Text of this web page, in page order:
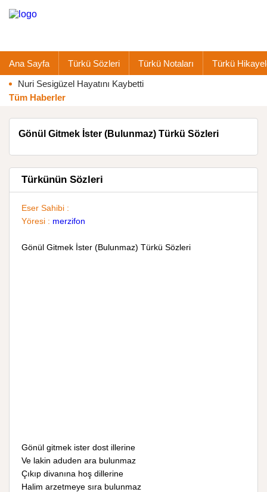
Ana Sayfa Türkü Sözleri Türkü Notaları Türkü
Nuri Sesigüzel Hayatını Kaybetti
Tüm Haberler
Gönül Gitmek İster (Bulunmaz) Türkü Sözleri
Türkünün Sözleri
Eser Sahibi :
Yöresi : merzifon
Gönül Gitmek İster (Bulunmaz) Türkü Sözleri
Gönül gitmek ister dost illerine
Ve lakin aduden ara bulunmaz
Çıkıp divanına hoş dillerine
Halim arzetmeye sıra bulunmaz